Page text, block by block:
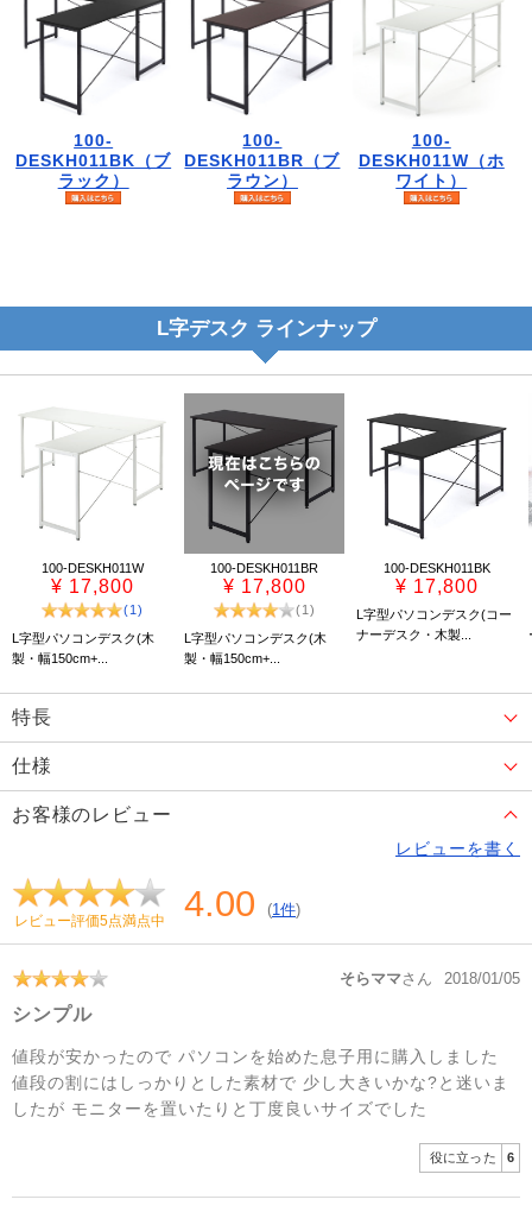
100-
DESKH011BK（ブ
ラック）
100-
DESKH011BR（ブ
ラウン）
100-
DESKH011W（ホ
ワイト）
L字デスク ラインナップ
100-DESKH011W
¥ 17,800
(1)
L字型パソコンデスク(木
製・幅150cm+...
100-DESKH011BR
¥ 17,800
(1)
L字型パソコンデスク(木
製・幅150cm+...
100-DESKH011BK
¥ 17,800
L字型パソコンデスク(コー
ナーデスク・木製...
特長
仕様
お客様のレビュー
レビューを書く
レビュー評価5点満点中 4.00 (1件)
そらママさん 2018/01/05
シンプル
値段が安かったので パソコンを始めた息子用に購入しました
値段の割にはしっかりとした素材で 少し大きいかな?と迷いま
したが モニターを置いたりと丁度良いサイズでした
役に立った 6